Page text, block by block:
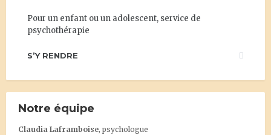
Pour un enfant ou un adolescent, service de
psychothérapie
S’Y RENDRE
Notre équipe
Claudia Laframboise, psychologue